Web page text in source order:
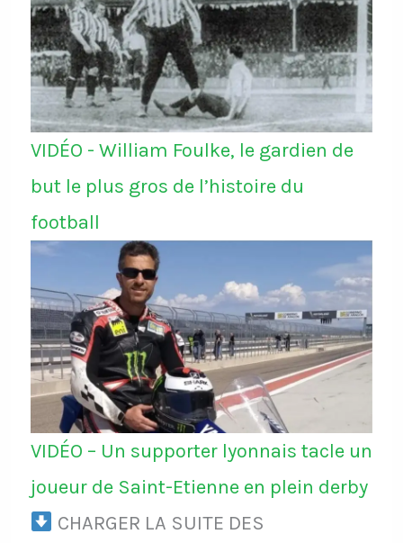
VIDÉO - William Foulke, le gardien de
but le plus gros de l’histoire du
football
VIDÉO – Un supporter lyonnais tacle un
joueur de Saint-Etienne en plein derby
CHARGER LA SUITE DES